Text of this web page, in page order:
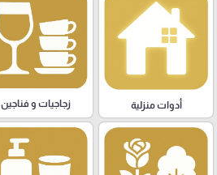
أدوات منزلية زجاجيات و فناجين